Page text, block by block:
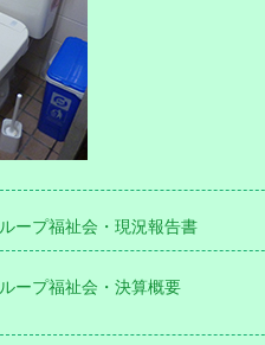
ープ福祉会・現況報告書
ープ福祉会・決算概要